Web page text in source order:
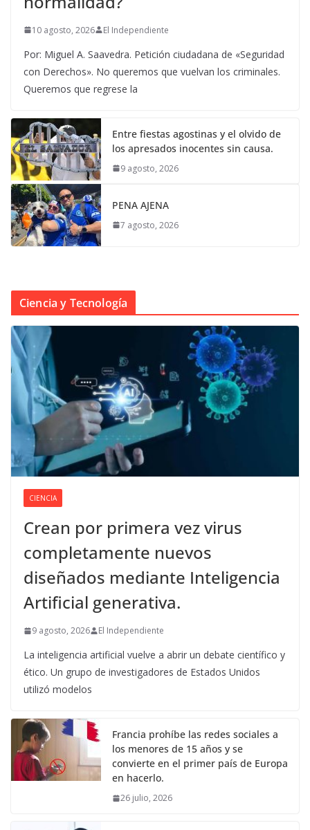
10 agosto, 2026 El Independiente
Por: Miguel A. Saavedra. Petición ciudadana de «Seguridad
con Derechos». No queremos que vuelvan los criminales.
Queremos que regrese la
Entre fiestas agostinas y el olvido de
los apresados inocentes sin causa.
9 agosto, 2026
PENA AJENA
7 agosto, 2026
Ciencia y Tecnología
CIENCIA
Crean por primera vez virus
completamente nuevos
diseñados mediante Inteligencia
Artificial generativa.
9 agosto, 2026 El Independiente
La inteligencia artificial vuelve a abrir un debate científico y
ético. Un grupo de investigadores de Estados Unidos
utilizó modelos
Francia prohíbe las redes sociales a
los menores de 15 años y se
convierte en el primer país de Europa
en hacerlo.
26 julio, 2026